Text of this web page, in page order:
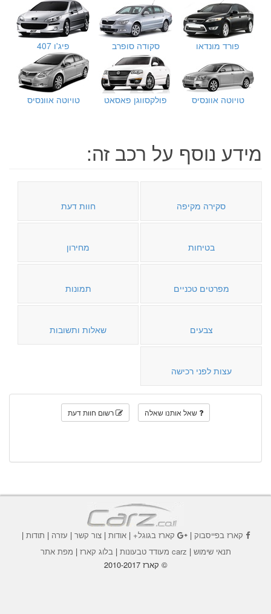
פורד מונדאו סקודה סופרב פיג'ו 407
טויוטה אוונסיס פולקסווגן פאסאט טויוטה אוונסיס
מידע נוסף על רכב זה:
סקירה מקיפה חוות דעת
בטיחות מחירון
מפרטים טכניים תמונות
צבעים שאלות ותשובות
עצות לפני רכישה
שאל אותנו שאלה רשום חוות דעת
קארז בפייסבוק| קארז בגוגל+|אודות |צור קשר | עזרה | תודות |
תנאי שימוש | carz מעודד טבעונות | בלוג קארז | מפת אתר
© קארז 2010-2017